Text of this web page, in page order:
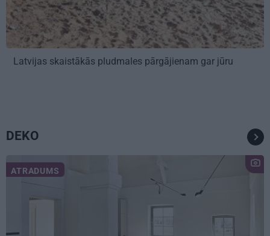
Latvijas skaistākās pludmales pārgājienam gar jūru
DEKO
ATRADUMS